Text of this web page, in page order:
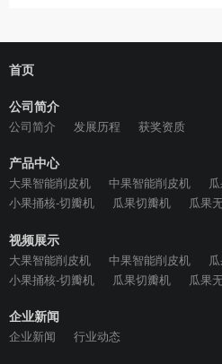
首页
公司简介
公司简介 发展历程 获奖资质
产品中心
大果智能削皮机 中果智能削皮机
小果捅核-切瓣机
瓜果切瓣机 瓜果
视频展示
大果智能削皮机 中果智能削皮机
小果捅核-切瓣机
瓜果切瓣机 瓜果
企业新闻
企业新闻 行业动态